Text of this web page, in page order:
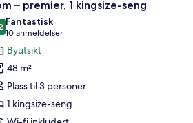
– premier, 1 kingsize-seng
av 10
Fantastisk
10 anmeldelser
(10
anmeldelser)
Byutsikt
48 m²
Plass til 3 personer
1 kingsize-seng